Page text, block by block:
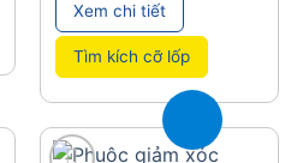
Xem chi tiết
Tìm kích cỡ lốp